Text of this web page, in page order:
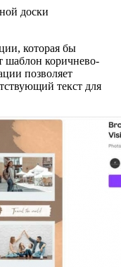
доски
которая бы
шаблон коричнево-
позволяет
текст для